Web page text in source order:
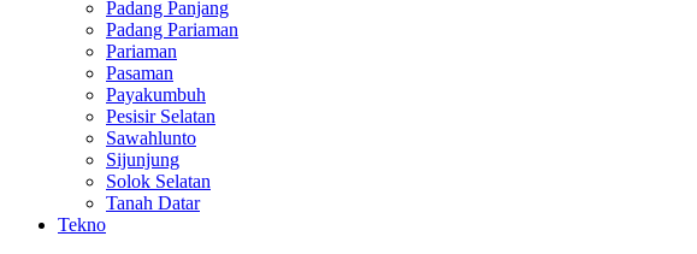
Padang Panjang
Padang Pariaman
Pariaman
Pasaman
Payakumbuh
Pesisir Selatan
Sawahlunto
Sijunjung
Solok Selatan
Tanah Datar
Tekno